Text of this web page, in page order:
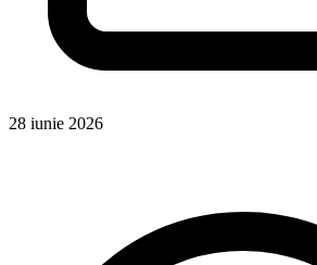
28 iunie 2026